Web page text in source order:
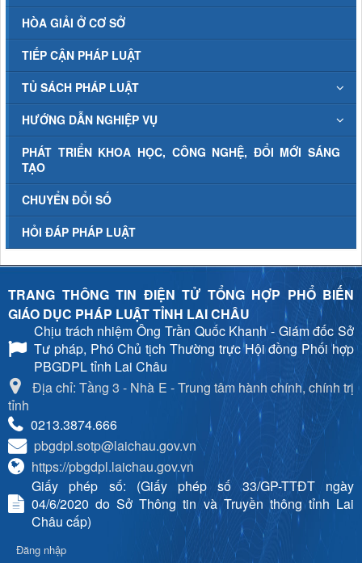
HÒA GIẢI Ở CƠ SỞ
TIẾP CẬN PHÁP LUẬT
TỦ SÁCH PHÁP LUẬT
HƯỚNG DẪN NGHIỆP VỤ
PHÁT TRIỂN KHOA HỌC, CÔNG NGHỆ, ĐỔI MỚI SÁNG
TẠO
CHUYỂN ĐỔI SỐ
HỎI ĐÁP PHÁP LUẬT
TRANG THÔNG TIN ĐIỆN TỬ TỔNG HỢP PHỔ BIẾN
GIÁO DỤC PHÁP LUẬT TỈNH LAI CHÂU
Chịu trách nhiệmÔng Trần Quốc Khanh - Giám đốc Sở
Tư pháp, Phó Chủ tịch Thường trực Hội đồng Phối hợp
PBGDPL tỉnh Lai Châu
Địa chỉ: Tầng 3 - Nhà E - Trung tâm hành chính, chính trị
tỉnh
0213.3874.666
pbgdpl.sotp@laichau.gov.vn
https://pbgdpl.laichau.gov.vn
Giấy phép số: (Giấy phép số 33/GP-TTĐT ngày
04/6/2020 do Sở Thông tin và Truyền thông tỉnh Lai
Châu cấp)
Đăng nhập